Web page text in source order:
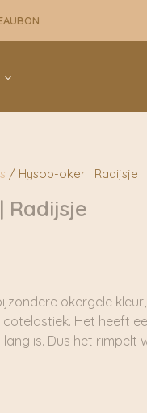
/ Hysop-oker | Radijsje
Radijsje
okergele
Het heeft
is. Dus het rimpelt